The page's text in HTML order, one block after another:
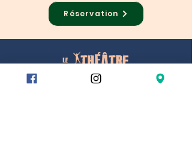
Réservation